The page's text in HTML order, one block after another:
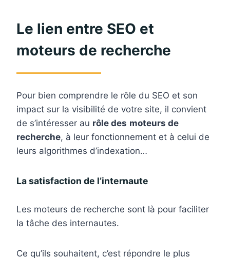
Le lien entre SEO et
moteurs de recherche
Pour bien comprendre le rôle du SEO et son
impact sur la visibilité de votre site, il convient
de s’intéresser au rôle des moteurs de
recherche, à leur fonctionnement et à celui de
leurs algorithmes d’indexation…
La satisfaction de l’internaute
Les moteurs de recherche sont là pour faciliter
la tâche des internautes.
Ce qu’ils souhaitent, c’est répondre le plus